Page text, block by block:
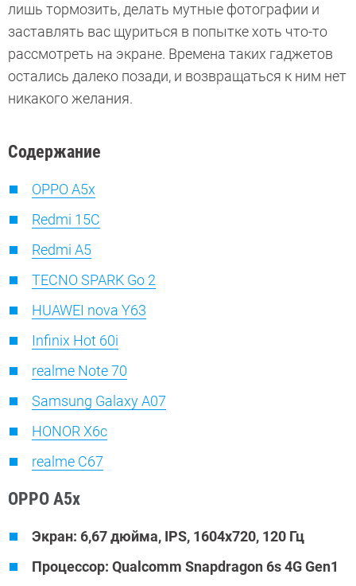
лишь тормозить, делать мутные фотографии и
заставлять вас щуриться в попытке хоть что-то
рассмотреть на экране. Времена таких гаджетов
остались далеко позади, и возвращаться к ним нет
никакого желания.
Содержание
OPPO A5x
Redmi 15C
Redmi A5
TECNO SPARK Go 2
HUAWEI nova Y63
Infinix Hot 60i
realme Note 70
Samsung Galaxy A07
HONOR X6c
realme C67
OPPO A5x
Экран: 6,67 дюйма, IPS, 1604х720, 120 Гц
Процессор: Qualcomm Snapdragon 6s 4G Gen1